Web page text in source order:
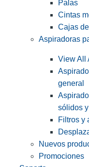
Palas
Cintas
Cajas
Aspiradoras
View All
general
sólidos
Filtros y
Nuevos
Promociones